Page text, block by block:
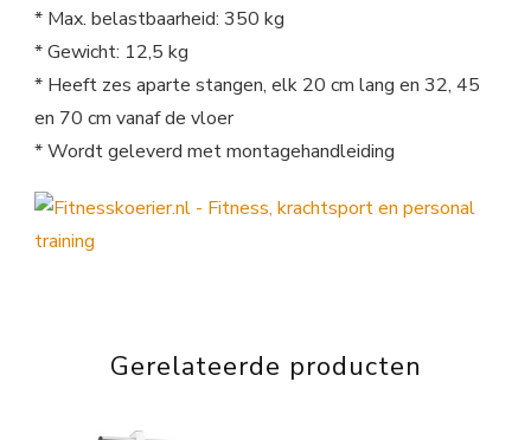
* Max. belastbaarheid: 350 kg
* Gewicht: 12,5 kg
* Heeft zes aparte stangen, elk 20 cm lang en 32, 45
en 70 cm vanaf de vloer
* Wordt geleverd met montagehandleiding
Gerelateerde producten